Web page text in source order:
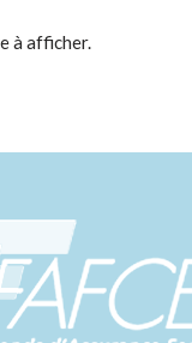
à afficher.